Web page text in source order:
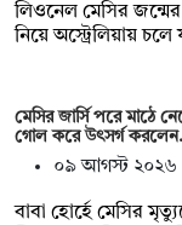
লিওনেল মেসির
নিয়ে অস্ট্রেলিয়ায়
মেসির জার্সি পরে মাঠে
গোল করে উৎসর্গ
০৯ আগস্ট ২০২৬
বাবা হোর্হে মেসির